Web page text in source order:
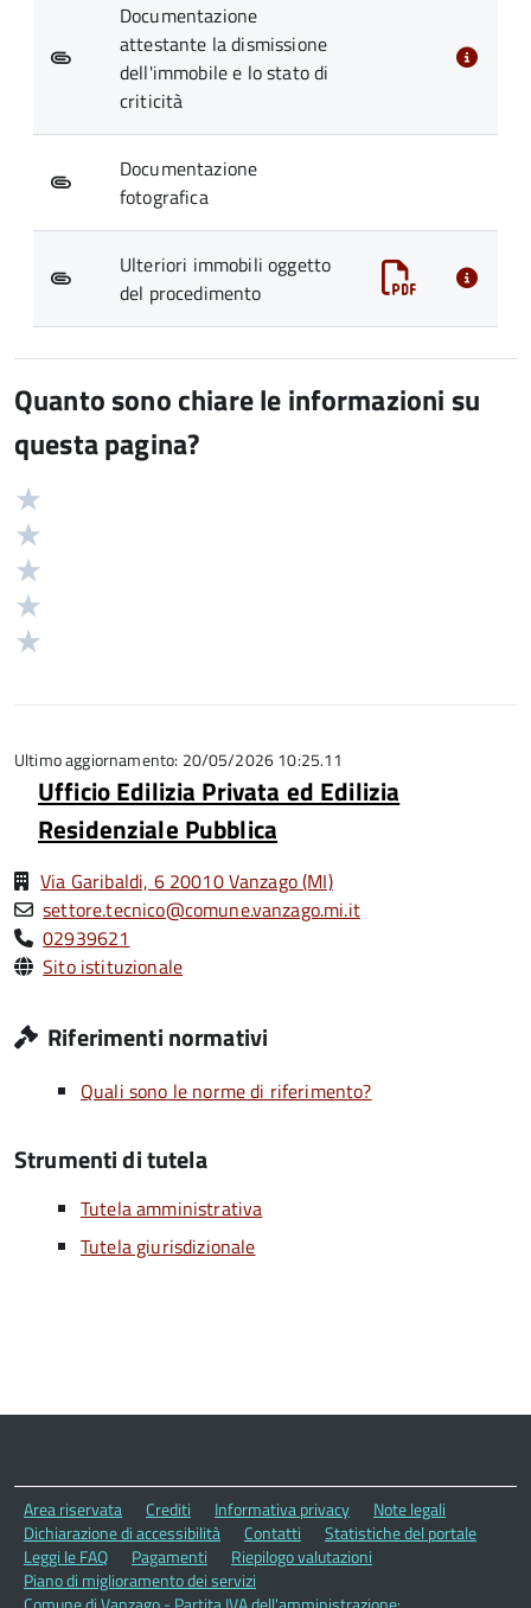
Documentazione
attestante la dismissione
dell'immobile e lo stato di
criticità
Documentazione
fotografica
Ulteriori immobili oggetto
del procedimento
Quanto sono chiare le informazioni su
questa pagina?
Valutazione
5
Ultimo aggiornamento: 20/05/2026 10:25.11
Ufficio Edilizia Privata ed Edilizia
Residenziale Pubblica
Via Garibaldi, 6 20010 Vanzago (MI)
settore.tecnico@comune.vanzago.mi.it
02939621
Sito istituzionale
Riferimenti normativi
Quali sono le norme di riferimento?
Strumenti di tutela
Tutela amministrativa
Tutela giurisdizionale
Area riservata Crediti Informativa privacy
Note legali
Dichiarazione di accessibilità
Contatti
Statistiche del portale
Leggi le FAQ
Pagamenti
Riepilogo valutazioni
Piano di miglioramento dei servizi